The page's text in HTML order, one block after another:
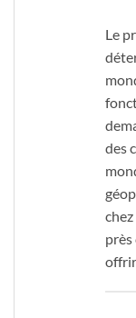
Le
des
près